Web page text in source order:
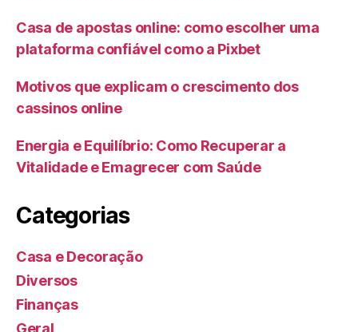
Casa de apostas online: como escolher uma
plataforma confiável como a Pixbet
Motivos que explicam o crescimento dos
cassinos online
Energia e Equilíbrio: Como Recuperar a
Vitalidade e Emagrecer com Saúde
Categorias
Casa e Decoração
Diversos
Finanças
Geral